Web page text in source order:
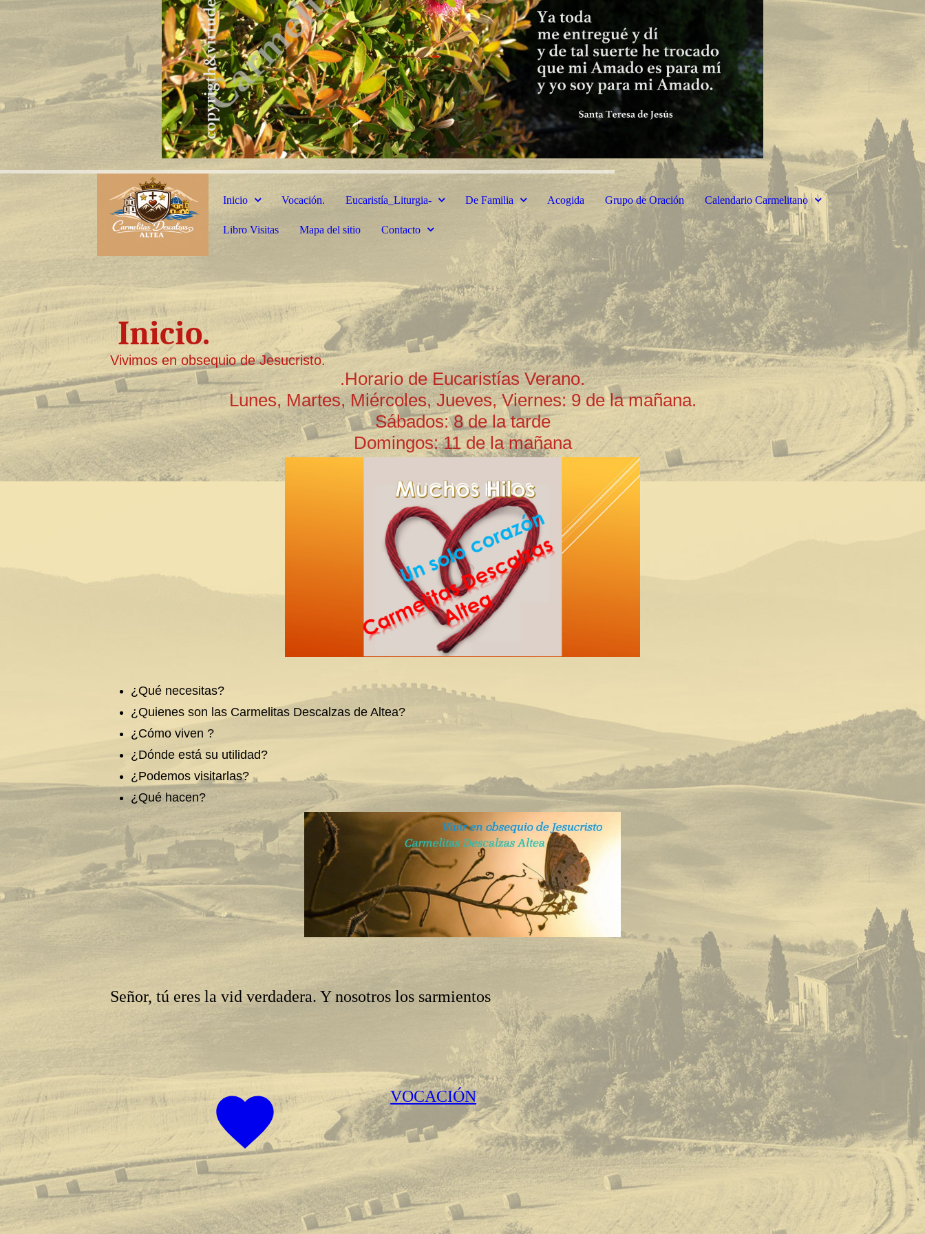
Inicio Vocación. Eucaristía_Liturgia- De Familia Acogida Grupo de Oración Calendario Carmelitano
Libro Visitas Mapa del sitio Contacto
Inicio.
Vivimos en obsequio de Jesucristo.
.Horario de Eucaristías Verano.
Lunes, Martes, Miércoles, Jueves, Viernes: 9 de la mañana.
Sábados: 8 de la tarde
Domingos: 11 de la mañana
¿Qué necesitas?
¿Quienes son las Carmelitas Descalzas de Altea?
¿Cómo viven ?
¿Dónde está su utilidad?
¿Podemos visitarlas?
¿Qué hacen?
Señor, tú eres la vid verdadera. Y nosotros los sarmientos
VOCACIÓN